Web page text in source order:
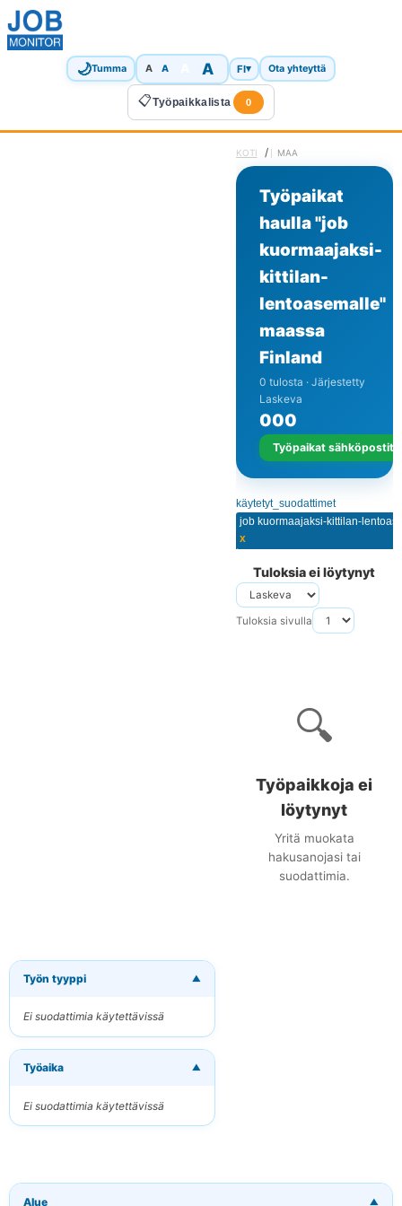
🌙Tumma A A A FI▾ Ota yhteyttä
📋Työpaikkalista 0
KOTI / MAA
Työpaikat
haulla "job
kuormaajaksi-
kittilan-
lentoasemalle"
maassa
Finland
0 tulosta · Järjestetty
Laskeva
000
Työpaikat
käytetyt_suodattimet
job kuormaajaksi-kittilan-
x
Tuloksia ei löytynyt
Tuloksia sivulla
🔍
Työpaikkoja ei
löytynyt
Yritä muokata
hakusanojasi tai
suodattimia.
Työn tyyppi ▼
Ei suodattimia käytettävissä
Työaika ▼
Ei suodattimia käytettävissä
Alue ▼